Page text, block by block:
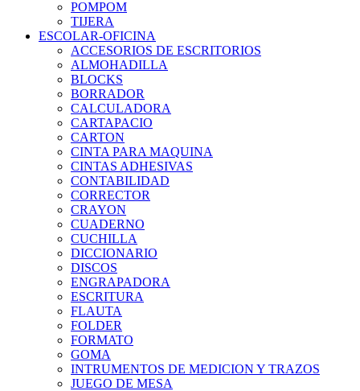
POMPOM
TIJERA
ESCOLAR-OFICINA
ACCESORIOS DE ESCRITORIOS
ALMOHADILLA
BLOCKS
BORRADOR
CALCULADORA
CARTAPACIO
CARTON
CINTA PARA MAQUINA
CINTAS ADHESIVAS
CONTABILIDAD
CORRECTOR
CRAYON
CUADERNO
CUCHILLA
DICCIONARIO
DISCOS
ENGRAPADORA
ESCRITURA
FLAUTA
FOLDER
FORMATO
GOMA
INTRUMENTOS DE MEDICION Y TRAZOS
JUEGO DE MESA